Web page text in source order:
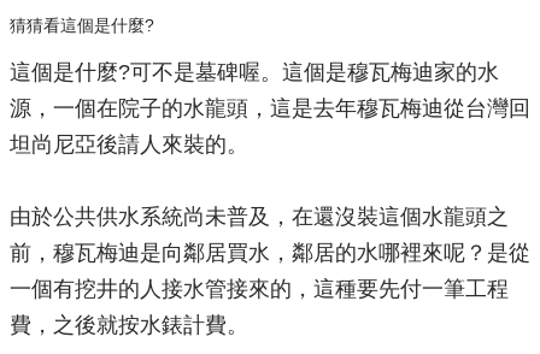
猜猜看這個是什麼?
這個是什麼?可不是墓碑喔。這個是穆瓦梅迪家的水
源，一個在院子的水龍頭，這是去年穆瓦梅迪從台灣回
坦尚尼亞後請人來裝的。
由於公共供水系統尚未普及，在還沒裝這個水龍頭之
前，穆瓦梅迪是向鄰居買水，鄰居的水哪裡來呢？是從
一個有挖井的人接水管接來的，這種要先付一筆工程
費，之後就按水錶計費。